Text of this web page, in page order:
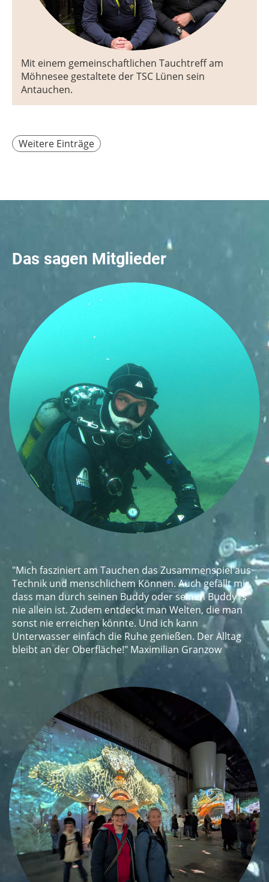
Mit einem gemeinschaftlichen Tauchtreff am
Möhnesee gestaltete der TSC Lünen sein
Antauchen.
Weitere Einträge
Das sagen Mitglieder
"Mich fasziniert am Tauchen das Zusammenspiel aus
Technik und menschlichem Können. Auch gefällt mir,
dass man durch seinen Buddy oder seinen Buddy`s
nie allein ist. Zudem entdeckt man Welten, die man
sonst nie erreichen könnte. Und ich kann
Unterwasser einfach die Ruhe genießen. Der Alltag
bleibt an der Oberfläche!" Maximilian Granzow